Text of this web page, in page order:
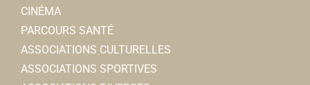
CINÉMA
PARCOURS SANTÉ
ASSOCIATIONS CULTURELLES
ASSOCIATIONS SPORTIVES